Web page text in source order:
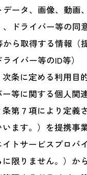
ータ、画像、動画
、ドライバー等の同
ら取得する情報（
イバー等のID等）
条に定める利用目
等に関する個人関
第７項により定義
ます。）を提携事
トサービスプロバ
限りません。）か